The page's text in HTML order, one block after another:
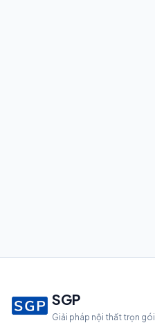
SGP
Giải pháp nội thất trọn gói